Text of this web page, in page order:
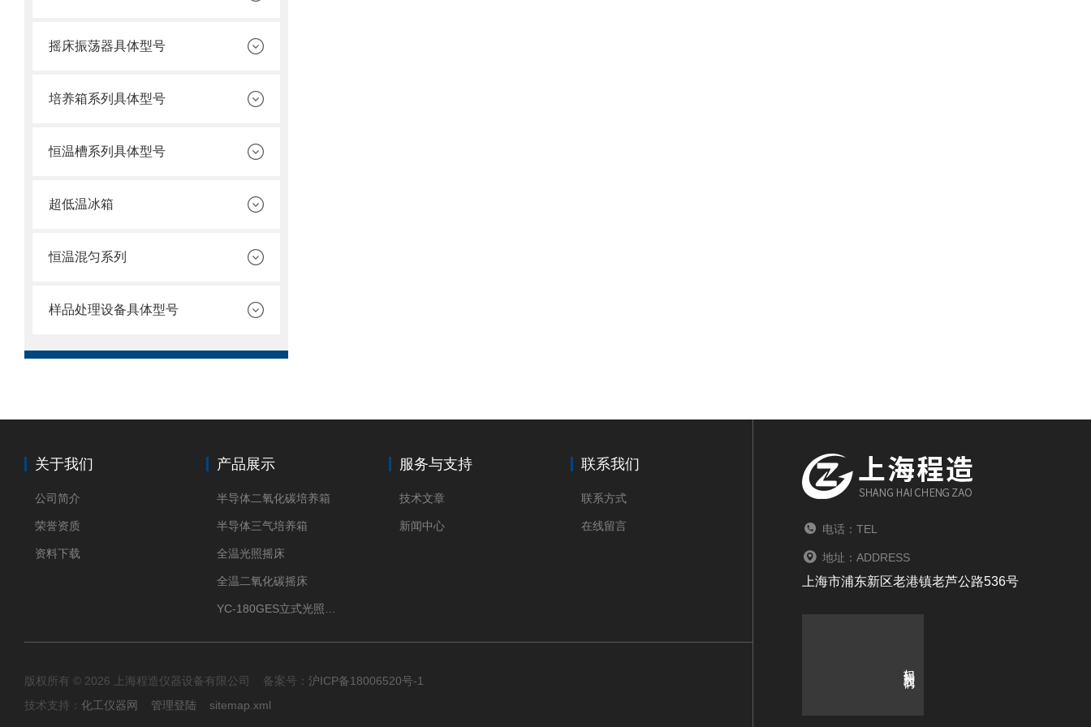
摇床振荡器具体型号
培养箱系列具体型号
恒温槽系列具体型号
超低温冰箱
恒温混匀系列
样品处理设备具体型号
关于我们
公司简介
荣誉资质
资料下载
产品展示
半导体二氧化碳培养箱
半导体三气培养箱
全温光照摇床
全温二氧化碳摇床
服务与支持
技术文章
新闻中心
联系我们
联系方式
在线留言
版权所有 © 2026 上海程造仪器设备有限公司 备案号： 沪ICP备18006520号-1
技术支持： 化工仪器网 管理登陆 sitemap.xml
电话：TEL
地址：ADDRESS
上海市浦东新区老港镇老芦公路536号